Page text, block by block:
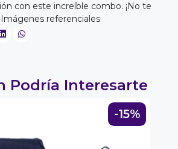
con este increíble combo. ¡No te
referenciales
Podría Interesarte
-15%